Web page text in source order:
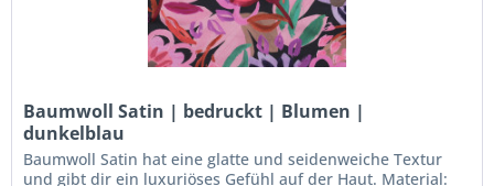
Baumwoll Satin | bedruckt | Blumen |
dunkelblau
Baumwoll Satin hat eine glatte und seidenweiche Textur
und gibt dir ein luxuriöses Gefühl auf der Haut. Material: